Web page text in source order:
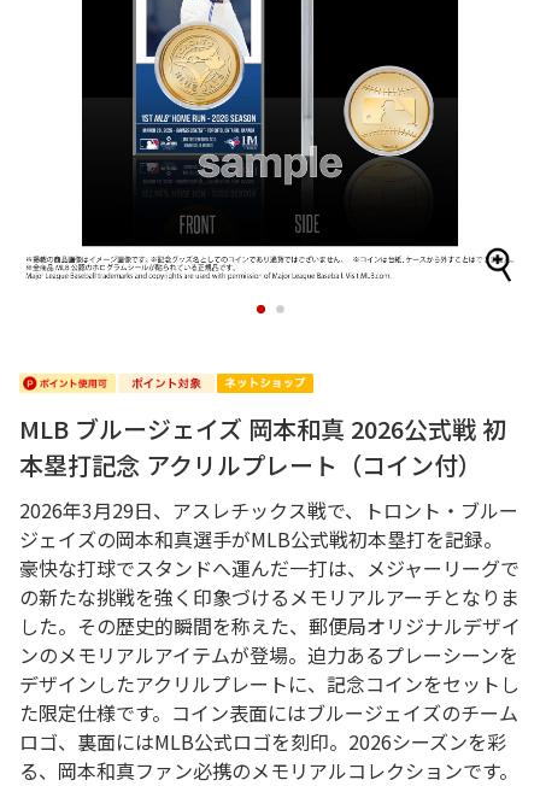
1 2
MLB ブルージェイズ 岡本和真 2026公式戦 初
本塁打記念 アクリルプレート（コイン付）
2026年3月29日、アスレチックス戦で、トロント・ブルー
ジェイズの岡本和真選手がMLB公式戦初本塁打を記録。
豪快な打球でスタンドへ運んだ一打は、メジャーリーグで
の新たな挑戦を強く印象づけるメモリアルアーチとなりま
した。その歴史的瞬間を称えた、郵便局オリジナルデザイ
ンのメモリアルアイテムが登場。迫力あるプレーシーンを
デザインしたアクリルプレートに、記念コインをセットし
た限定仕様です。コイン表面にはブルージェイズのチーム
ロゴ、裏面にはMLB公式ロゴを刻印。2026シーズンを彩
る、岡本和真ファン必携のメモリアルコレクションです。